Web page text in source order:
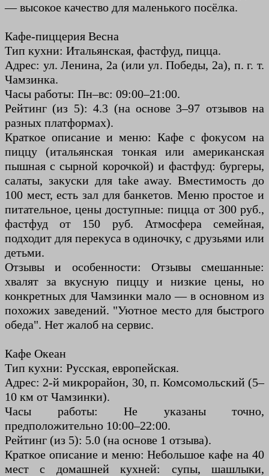
— высокое качество для маленького посёлка.
Кафе-пиццерия Весна
Тип кухни: Итальянская, фастфуд, пицца.
Адрес: ул. Ленина, 2а (или ул. Победы, 2а), п. г. т.
Чамзинка.
Часы работы: Пн–вс: 09:00–21:00.
Рейтинг (из 5): 4.3 (на основе 3–97 отзывов на
разных платформах).
Краткое описание и меню: Кафе с фокусом на
пиццу (итальянская тонкая или американская
пышная с сырной корочкой) и фастфуд: бургеры,
салаты, закуски для take away. Вместимость до
100 мест, есть зал для банкетов. Меню простое и
питательное, цены доступные: пицца от 300 руб.,
фастфуд от 150 руб. Атмосфера семейная,
подходит для перекуса в одиночку, с друзьями или
детьми.
Отзывы и особенности: Отзывы смешанные:
хвалят за вкусную пиццу и низкие цены, но
конкретных для Чамзинки мало — в основном из
похожих заведений. "Уютное место для быстрого
обеда". Нет жалоб на сервис.
Кафе Океан
Тип кухни: Русская, европейская.
Адрес: 2-й микрорайон, 30, п. Комсомольский (5–
10 км от Чамзинки).
Часы работы: Не указаны точно,
предположительно 10:00–22:00.
Рейтинг (из 5): 5.0 (на основе 1 отзыва).
Краткое описание и меню: Небольшое кафе на 40
мест с домашней кухней: супы, шашлыки,